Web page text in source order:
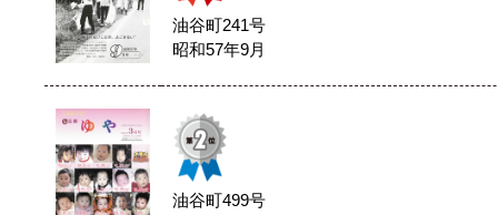
油谷町241号
昭和57年9月
油谷町499号